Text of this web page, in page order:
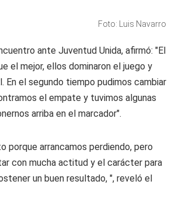
Foto: Luis Navarro
ante Juventud Unida, afirmó: "El
el mejor, ellos dominaron el juego y
En el segundo tiempo pudimos cambiar
el empate y tuvimos algunas
arriba en el marcador".
porque arrancamos perdiendo, pero
con mucha actitud y el carácter para
un buen resultado, ", reveló el